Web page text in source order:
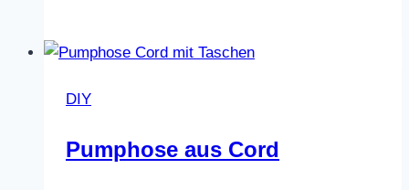
Teil
DIY
Pumphose aus Cord